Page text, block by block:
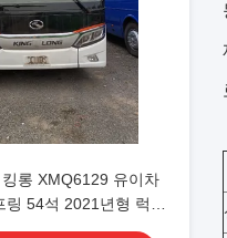
롱 XMQ6129 유이차
54석 2021년형 럭셔
또는 장거리 운송용